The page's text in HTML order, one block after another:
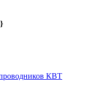
КВТ